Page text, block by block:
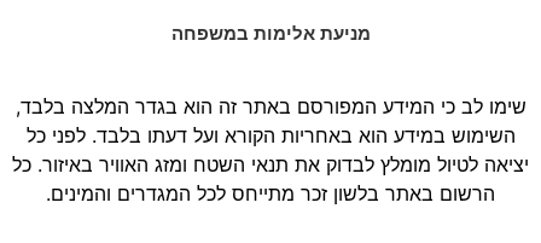
מניעת אלימות במשפחה
שימו לב כי המידע המפורסם באתר זה הוא בגדר המלצה בלבד,
השימוש במידע הוא באחריות הקורא ועל דעתו בלבד. לפני כל
יציאה לטיול מומלץ לבדוק את תנאי השטח ומזג האוויר באיזור. כל
הרשום באתר בלשון זכר מתייחס לכל המגדרים והמינים.